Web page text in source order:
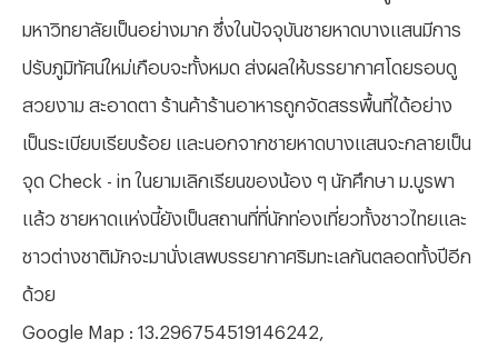
มหาวิทยาลัยเป็นอย่างมาก ซึ่งในปัจจุบันชายหาดบางแสนมีการ
ปรับภูมิทัศน์ใหม่เกือบจะทั้งหมด ส่งผลให้บรรยากาศโดยรอบดู
สวยงาม สะอาดตา ร้านค้าร้านอาหารถูกจัดสรรพื้นที่ได้อย่าง
เป็นระเบียบเรียบร้อย และนอกจากชายหาดบางแสนจะกลายเป็น
จุด Check - in ในยามเลิกเรียนของน้อง ๆ นักศึกษา ม.บูรพา
แล้ว ชายหาดแห่งนี้ยังเป็นสถานที่ที่นักท่องเที่ยวทั้งชาวไทยและ
ชาวต่างชาติมักจะมานั่งเสพบรรยากาศริมทะเลกันตลอดทั้งปีอีก
ด้วย
Google Map : 13.296754519146242,